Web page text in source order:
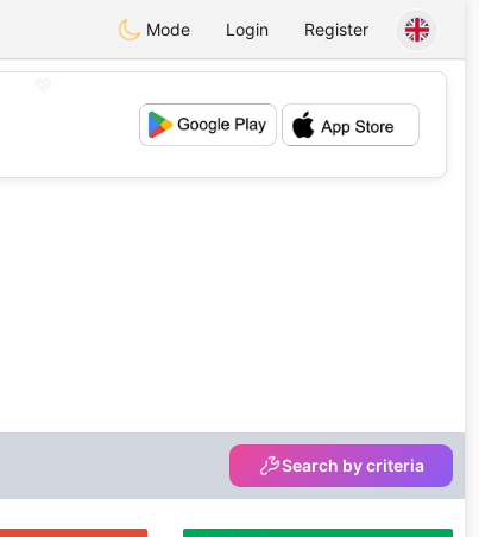
Mode Login Register
💕
Search by criteria